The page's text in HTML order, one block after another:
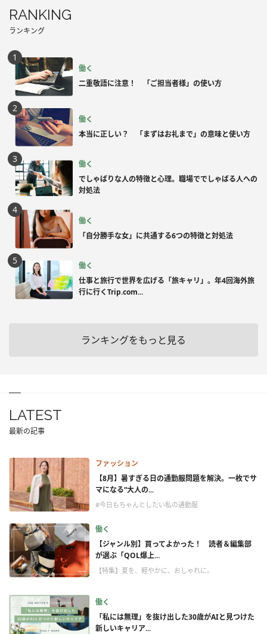
RANKING
ランキング
働く
二重敬語に注意！ 「ご担当者様」の使い方
働く
本当に正しい？ 「まずはお礼まで」の意味と使い方
働く
でしゃばりな人の特徴と心理。職場ででしゃばる人への
対処法
働く
「自分勝手な女」に共通する6つの特徴と対処法
働く
仕事と旅行で世界を広げる「旅キャリ」。年4回海外旅
行に行くTrip.com...
ランキングをもっと見る
LATEST
最新の記事
ファッション
【8月】暑すぎる日の通勤服問題を解決。一枚でサ
マになる“大人の...
#今日もちゃんとしたい私の通勤服
働く
【ジャンル別】買ってよかった！ 読者＆編集部
が選ぶ「QOL爆上...
【特集】夏を、軽やかに、おしゃれに。
働く
「私には無理」を抜け出した30歳がAIと見つけた
新しいキャリア...